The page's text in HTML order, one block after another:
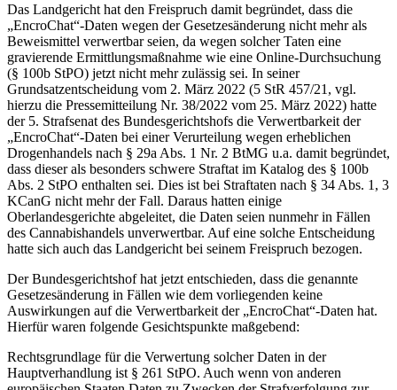
Das Landgericht hat den Freispruch damit begründet, dass die
„EncroChat“-Daten wegen der Gesetzesänderung nicht mehr als
Beweismittel verwertbar seien, da wegen solcher Taten eine
gravierende Ermittlungsmaßnahme wie eine Online-Durchsuchung
(§ 100b StPO) jetzt nicht mehr zulässig sei. In seiner
Grundsatzentscheidung vom 2. März 2022 (5 StR 457/21, vgl.
hierzu die Pressemitteilung Nr. 38/2022 vom 25. März 2022) hatte
der 5. Strafsenat des Bundesgerichtshofs die Verwertbarkeit der
„EncroChat“-Daten bei einer Verurteilung wegen erheblichen
Drogenhandels nach § 29a Abs. 1 Nr. 2 BtMG u.a. damit begründet,
dass dieser als besonders schwere Straftat im Katalog des § 100b
Abs. 2 StPO enthalten sei. Dies ist bei Straftaten nach § 34 Abs. 1, 3
KCanG nicht mehr der Fall. Daraus hatten einige
Oberlandesgerichte abgeleitet, die Daten seien nunmehr in Fällen
des Cannabishandels unverwertbar. Auf eine solche Entscheidung
hatte sich auch das Landgericht bei seinem Freispruch bezogen.
Der Bundesgerichtshof hat jetzt entschieden, dass die genannte
Gesetzesänderung in Fällen wie dem vorliegenden keine
Auswirkungen auf die Verwertbarkeit der „EncroChat“-Daten hat.
Hierfür waren folgende Gesichtspunkte maßgebend:
Rechtsgrundlage für die Verwertung solcher Daten in der
Hauptverhandlung ist § 261 StPO. Auch wenn von anderen